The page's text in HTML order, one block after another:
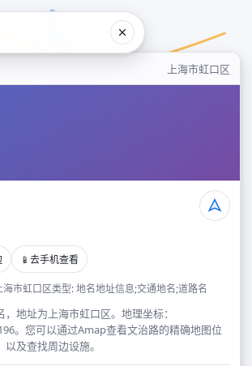
上海市虹口区
📱 去手机查看
海市虹口区类型: 地名地址信息;交通地名;道路名
地址为上海市虹口区。地理坐标：
。您可以通过Amap查看文治路的精确地图位
及查找周边设施。